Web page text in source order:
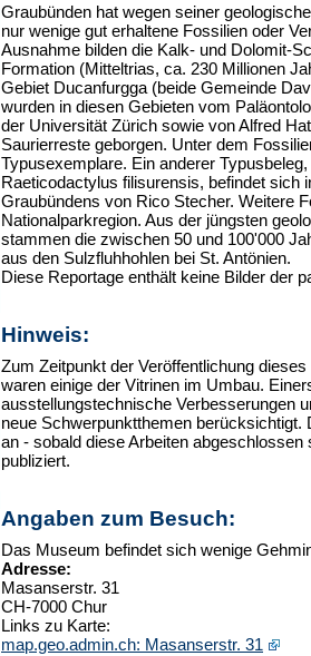
Graubünden hat wegen seiner
nur wenige gut erhaltene Fossilien oder
Ausnahme bilden die Kalk- und Dolomit-
Formation (Mitteltrias, ca. 230 Millionen
Gebiet Ducanfurgga (beide Gemeinde
wurden in diesen Gebieten vom
der Universität Zürich sowie von Alfred
Saurierreste geborgen. Unter dem
Typusexemplare. Ein anderer
Raeticodactylus filisurensis, befindet sich
Graubündens von Rico Stecher. Weitere
Nationalparkregion. Aus der jüngsten
stammen die zwischen 50 und 100'000
aus den Sulzfluhhohlen bei St. Antönien.
Diese Reportage enthält keine Bilder der
Hinweis:
Zum Zeitpunkt der Veröffentlichung
waren einige der Vitrinen im Umbau.
ausstellungstechnische Verbesserungen
neue Schwerpunktthemen berücksichtigt.
an - sobald diese Arbeiten
publiziert.
Angaben zum Besuch:
Das Museum befindet sich wenige
Adresse:
Masanserstr. 31
CH-7000 Chur
Links zu Karte:
map.geo.admin.ch: Masanserstr. 31